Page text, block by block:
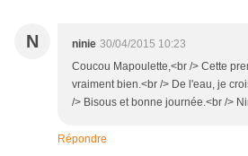
N ninie 30/04/2015 10:23
Coucou Mapoulette,<br /> Cette
vraiment bien.<br /> De l'eau, je
/> Bisous et bonne journée.<br />
Répondre